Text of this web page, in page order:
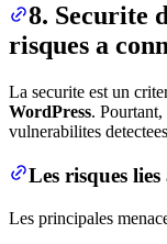
8. Securite
risques a
La securite est un
WordPress. Pourtant,
vulnerabilites
Les risques
Les principales